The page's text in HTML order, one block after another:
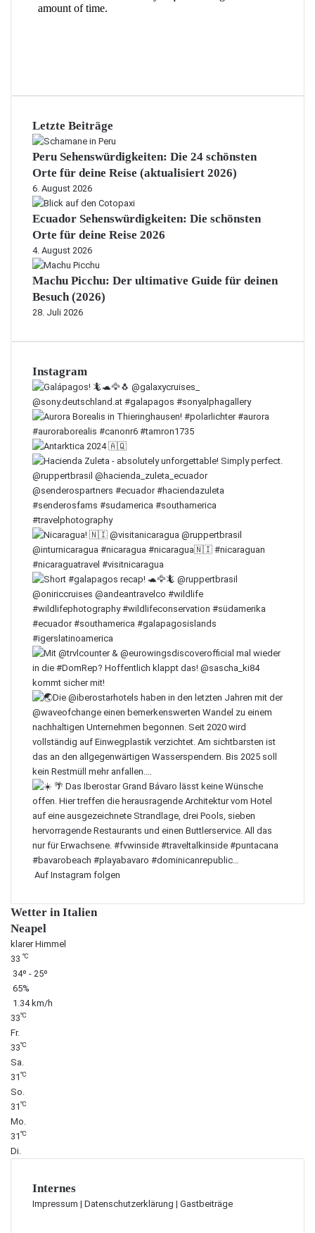
Letzte Beiträge
Peru Sehenswürdigkeiten: Die 24 schönsten
Orte für deine Reise (aktualisiert 2026)
6. August 2026
Ecuador Sehenswürdigkeiten: Die schönsten
Orte für deine Reise 2026
4. August 2026
Machu Picchu: Der ultimative Guide für deinen
Besuch (2026)
28. Juli 2026
Instagram
Auf Instagram folgen
Wetter in Italien
Neapel
klarer Himmel
33 ℃
34º - 25º
65%
1.34 km/h
33℃
Fr.
33℃
Sa.
31℃
So.
31℃
Mo.
31℃
Di.
Internes
Impressum | Datenschutzerklärung | Gastbeiträge